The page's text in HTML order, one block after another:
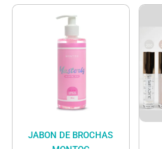
JABON DE BROCHAS